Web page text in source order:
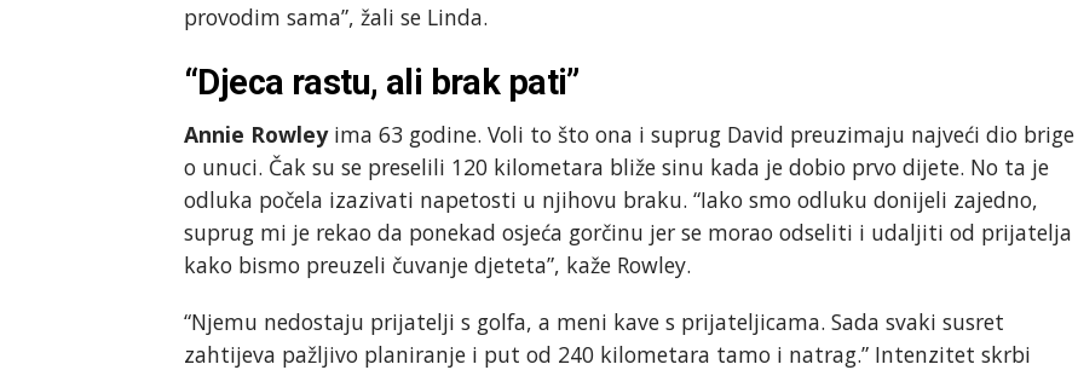
provodim sama”, žali se Linda.
“Djeca rastu, ali brak pati”
Annie Rowleyima 63 godine. Voli to što ona i suprug David preuzimaju najveći dio brige
o unuci. Čak su se preselili 120 kilometara bliže sinu kada je dobio prvo dijete. No ta je
odluka počela izazivati napetosti u njihovu braku. “Iako smo odluku donijeli zajedno,
suprug mi je rekao da ponekad osjeća gorčinu jer se morao odseliti i udaljiti od prijatelja
kako bismo preuzeli čuvanje djeteta”, kaže Rowley.
“Njemu nedostaju prijatelji s golfa, a meni kave s prijateljicama. Sada svaki susret
zahtijeva pažljivo planiranje i put od 240 kilometara tamo i natrag.” Intenzitet skrbi